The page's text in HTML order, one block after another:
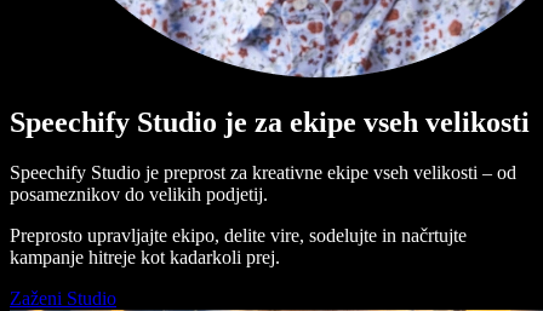
Speechify Studio je za ekipe vseh velikosti
Speechify Studio je preprost za kreativne ekipe vseh velikosti – od
posameznikov do velikih podjetij.
Preprosto upravljajte ekipo, delite vire, sodelujte in načrtujte
kampanje hitreje kot kadarkoli prej.
Zaženi Studio